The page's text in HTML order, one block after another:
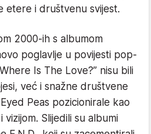
etere i društvenu svijest.
2000-ih s albumom
poglavlje u povijesti pop-
Is The Love?” nisu bili
već i snažne društvene
Peas pozicionirale kao
vizijom. Slijedili su albumi